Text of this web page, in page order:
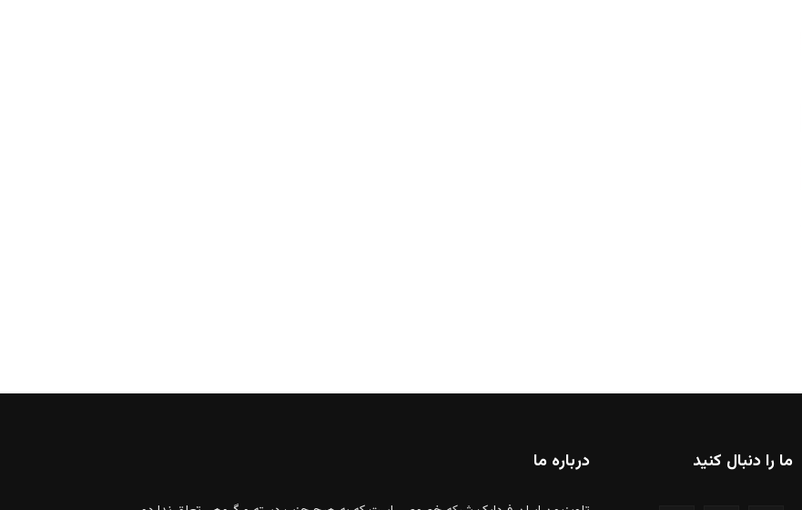
ما را دنبال کنید درباره ما